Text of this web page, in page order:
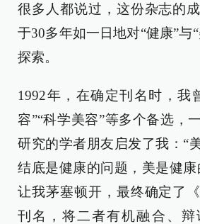
很多人都说过，这份杂志的
于30多年如一日地对“健康”与
探索。
1992年，在确定刊名时，我
容”“科学美容”等多个备选，
研究的学者朋友启发了我：“
结底是健康的问题，美是健
让我茅塞顿开，最终确定了
刊名，将二者有机融合、